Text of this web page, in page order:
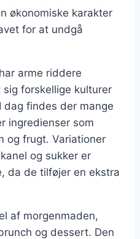
økonomiske karakter
for at undgå
arme riddere
forskellige kulturer
findes der mange
ingredienser som
og frugt. Variationer
og sukker er
da de tilføjer en ekstra
af morgenmaden,
og dessert. Den